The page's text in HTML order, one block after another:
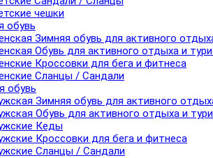
чешки
обувь
Зимняя обувь для активного
Обувь для активного отдыха и
Кроссовки для бега и фитнеса
Сланцы / Сандали
обувь
Зимняя обувь для активного
Обувь для активного отдыха и
Кеды
Кроссовки для бега и фитнеса
Сланцы / Сандали